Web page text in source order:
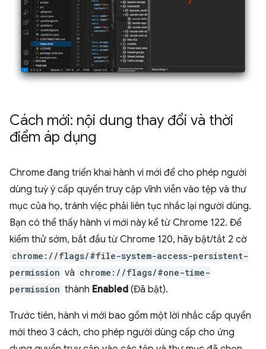
Cách mới: nội dung thay đổi và thời
điểm áp dụng
Chrome đang triển khai hành vi mới để cho phép người
dùng tuỳ ý cấp quyền truy cập vĩnh viễn vào tệp và thư
mục của họ, tránh việc phải liên tục nhắc lại người dùng.
Bạn có thể thấy hành vi mới này kể từ Chrome 122. Để
kiểm thử sớm, bắt đầu từ Chrome 120, hãy bật/tắt 2 cờ
chrome://flags/#file-system-access-persistent-
permission và chrome://flags/#one-time-
permission thành Enabled (Đã bật).
Trước tiên, hành vi mới bao gồm một lời nhắc cấp quyền
mới theo 3 cách, cho phép người dùng cấp cho ứng